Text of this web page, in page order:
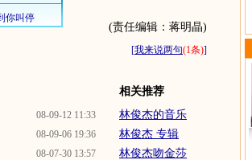
(责任编辑：蒋明晶)
[我来说两句(1条)]
08-09-12 11:33
08-09-06 19:36
08-07-30 13:57
相关推荐
林俊杰的音乐
林俊杰 专辑
林俊杰吻金莎